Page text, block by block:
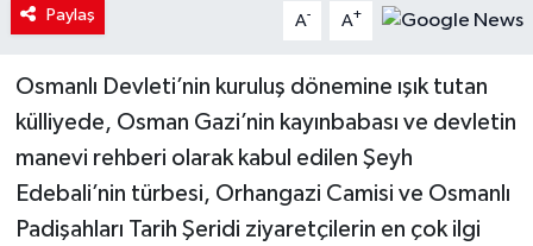
Paylaş A- A+
Osmanlı Devleti’nin kuruluş dönemine ışık tutan
külliyede, Osman Gazi’nin kayınbabası ve devletin
manevi rehberi olarak kabul edilen Şeyh
Edebali’nin türbesi, Orhangazi Camisi ve Osmanlı
Padişahları Tarih Şeridi ziyaretçilerin en çok ilgi